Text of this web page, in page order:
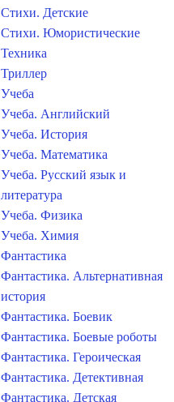
Стихи. Детские
Стихи. Юмористические
Техника
Триллер
Учеба
Учеба. Английский
Учеба. История
Учеба. Математика
Учеба. Русский язык и
литература
Учеба. Физика
Учеба. Химия
Фантастика
Фантастика. Альтернативная
история
Фантастика. Боевик
Фантастика. Боевые роботы
Фантастика. Героическая
Фантастика. Детективная
Фантастика. Детская